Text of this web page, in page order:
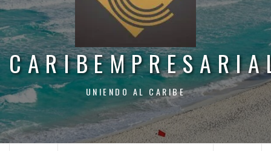
UNIENDO AL CARIBE